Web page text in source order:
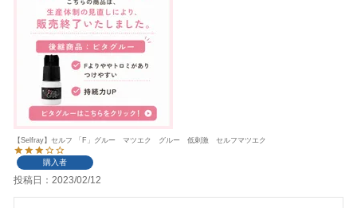
【Selfray】セルフ 「F」グルー マツエク グルー 低刺激 セルフマツエク
購入者
投稿日 2023/02/12